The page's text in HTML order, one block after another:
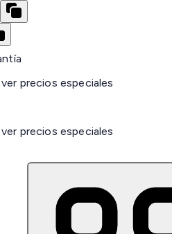
precios especiales
precios especiales